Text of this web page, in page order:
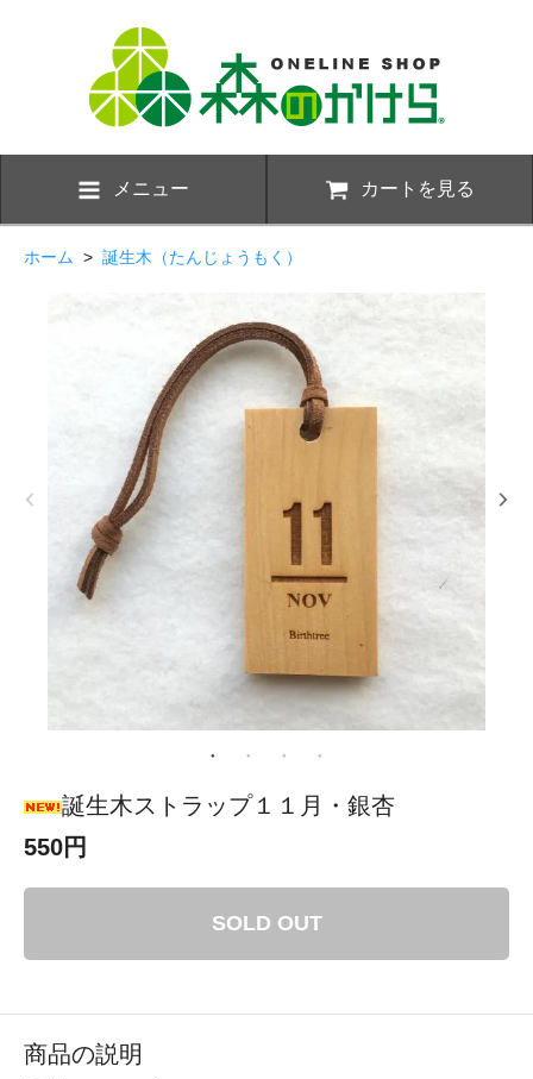
メニュー カートを見る
ホーム > 誕生木（たんじょうもく）
誕生木ストラップ１１月・銀杏
550円
SOLD OUT
商品の説明